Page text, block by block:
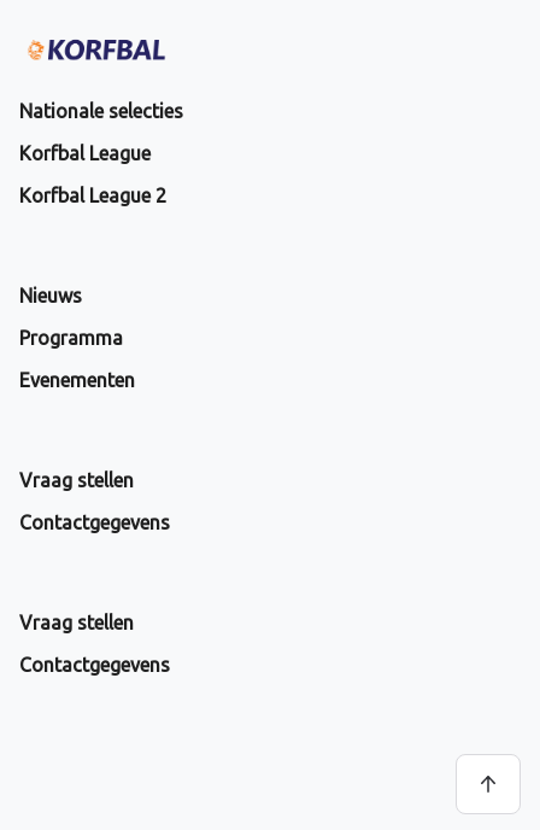
Nationale selecties
Korfbal League
Korfbal League 2
Nieuws
Programma
Evenementen
Vraag stellen
Contactgegevens
Vraag stellen
Contactgegevens